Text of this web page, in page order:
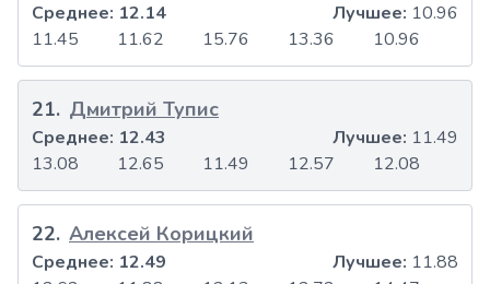
11.45 11.62 15.76 13.36 10.96
Среднее: 12.14 Лучшее: 10.96
21. Дмитрий Тупис
13.08 12.65 11.49 12.57 12.08
Среднее: 12.43 Лучшее: 11.49
22. Алексей Корицкий
Среднее: 12.49 Лучшее: 11.88